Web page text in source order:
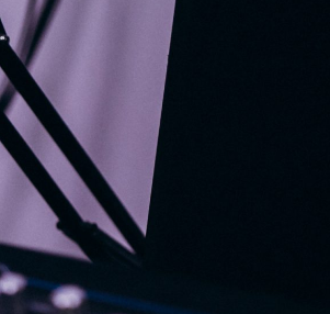
DOKUMENTI